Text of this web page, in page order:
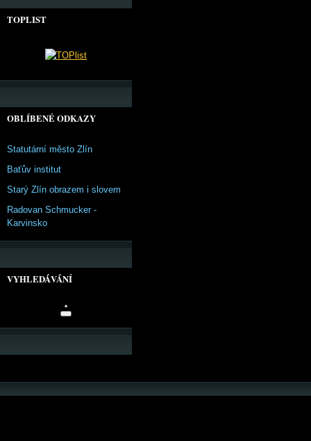
TOPLIST
OBLÍBENÉ ODKAZY
Statutární město Zlín
Baťův institut
Starý Zlín obrazem i slovem
Radovan Schmucker -
Karvinsko
VYHLEDÁVÁNÍ